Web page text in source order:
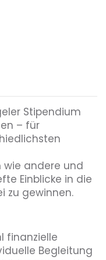
Stipendium
– für
wie andere und
Einblicke in die
zu gewinnen.
finanzielle
Begleitung